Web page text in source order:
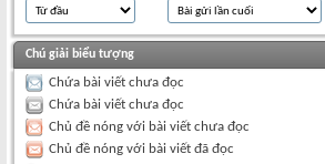
Chú giải biểu tượng
Chứa bài viết chưa đọc
Chứa bài viết chưa đọc
Chủ đề nóng với bài viết chưa đọc
Chủ đề nóng với bài viết đã đọc